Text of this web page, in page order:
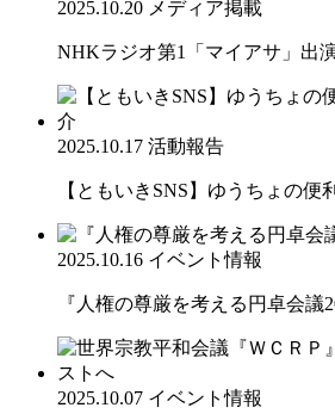
2025.10.20 メディア掲載
NHKラジオ第1「マイアサ」出演
2025.10.17 活動報告
【ともいきSNS】ゆうちょの便
2025.10.16 イベント情報
『人権の尊厳を考える円卓会議
2025.10.07 イベント情報